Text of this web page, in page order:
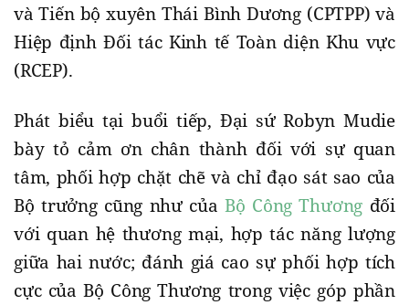
và Tiến bộ xuyên Thái Bình Dương (CPTPP) và
Hiệp định Đối tác Kinh tế Toàn diện Khu vực
(RCEP).
Phát biểu tại buổi tiếp, Đại sứ Robyn Mudie
bày tỏ cảm ơn chân thành đối với sự quan
tâm, phối hợp chặt chẽ và chỉ đạo sát sao của
Bộ trưởng cũng như củaBộ Công Thương đối
với quan hệ thương mại, hợp tác năng lượng
giữa hai nước; đánh giá cao sự phối hợp tích
cực của Bộ Công Thương trong việc góp phần